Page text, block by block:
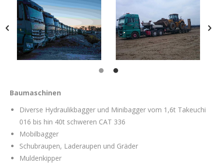
Baumaschinen
Diverse Hydraulikbagger und Minibagger vom 1,6t Takeuchi
016 bis hin 40t schweren CAT 336
Mobilbagger
Schubraupen, Laderaupen und Gräder
Muldenkipper